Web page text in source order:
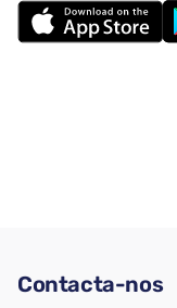
Contacta-nos